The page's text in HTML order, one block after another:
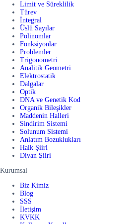
Limit ve Süreklilik
Türev
İntegral
Üslü Sayılar
Polinomlar
Fonksiyonlar
Problemler
Trigonometri
Analitik Geometri
Elektrostatik
Dalgalar
Optik
DNA ve Genetik Kod
Organik Bileşikler
Maddenin Halleri
Sindirim Sistemi
Solunum Sistemi
Anlatım Bozuklukları
Halk Şiiri
Divan Şiiri
Kurumsal
Biz Kimiz
Blog
SSS
İletişim
KVKK